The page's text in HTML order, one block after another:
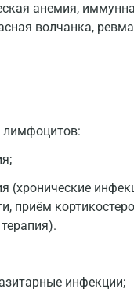
анемия,
волчанка,
лимфоцитов:
приём
инфекции;